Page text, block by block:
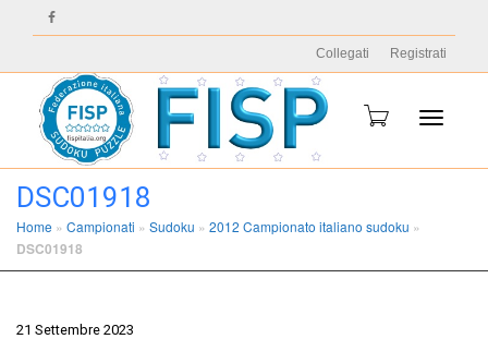
Collegati Registrati
DSC01918
Home » Campionati » Sudoku » 2012 Campionato italiano sudoku »
DSC01918
21 Settembre 2023